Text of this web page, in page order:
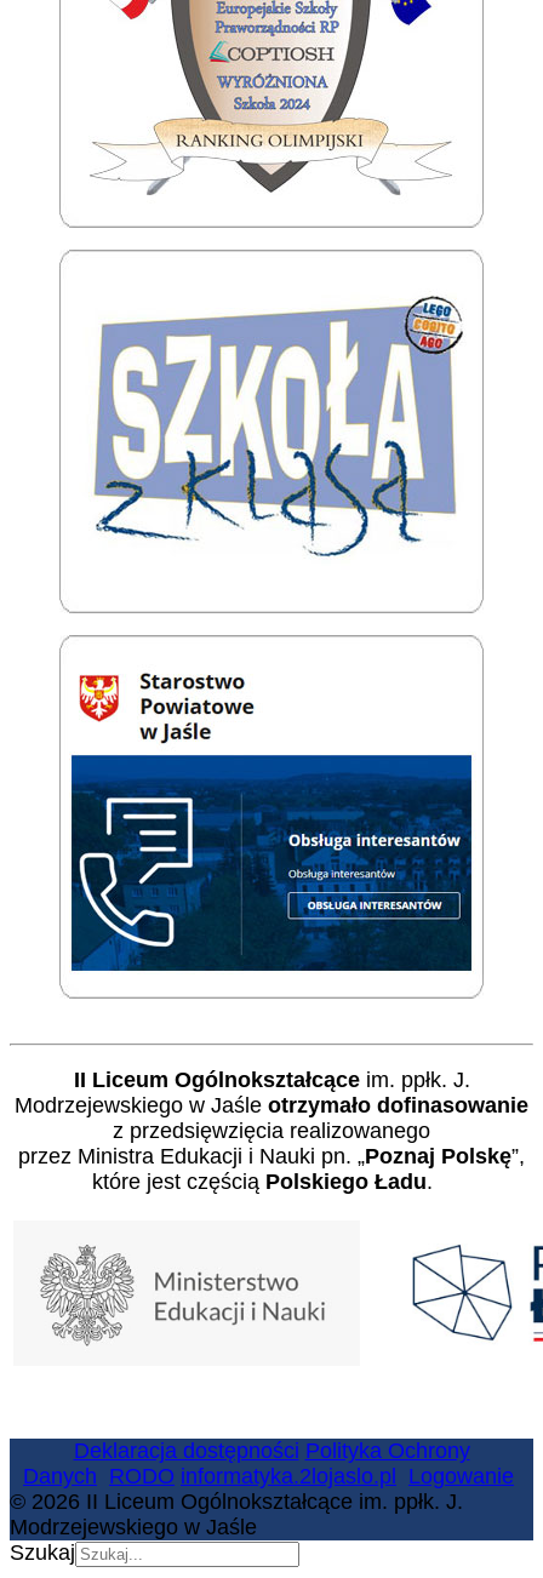
II Liceum Ogólnokształcąceim. ppłk. J.
Modrzejewskiego w Jaśle otrzymało dofinasowanie
z przedsięwzięcia realizowanego
przez Ministra Edukacji i Nauki pn. „Poznaj Polskę”,
które jest częścią Polskiego Ładu.
Deklaracja dostępności Polityka Ochrony
Danych RODO informatyka.2lojaslo.pl
Logowanie
© 2026 II Liceum Ogólnokształcące im. ppłk. J.
Modrzejewskiego w Jaśle
Szukaj